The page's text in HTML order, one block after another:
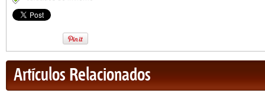
Artículos Relacionados